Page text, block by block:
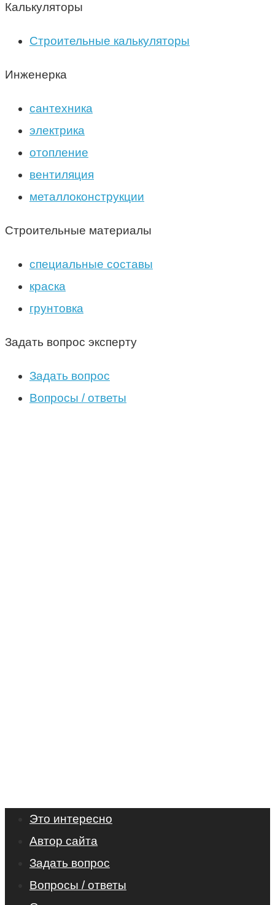
Калькуляторы
Строительные калькуляторы
Инженерка
сантехника
электрика
отопление
вентиляция
металлоконструкции
Строительные материалы
специальные составы
краска
грунтовка
Задать вопрос эксперту
Задать вопрос
Вопросы / ответы
Это интересно
Автор сайта
Задать вопрос
Вопросы / ответы